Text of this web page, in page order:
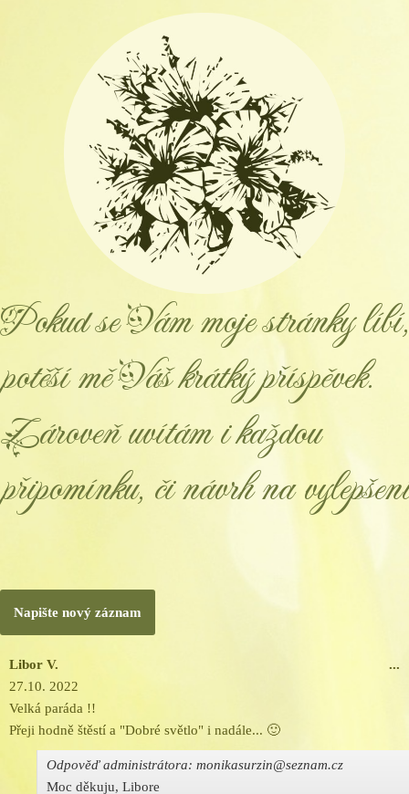
Pokud se Vám moje stránky líbí,
potěší mě Váš krátký příspěvek.
Zároveň uvítám i každou
připomínku, či návrh na vylepšení
Libor V.
27.10. 2022
Velká paráda !!
Přeji hodně štěstí a "Dobré světlo" i nadále... 🙂
Odpověď administrátora: monikasurzin@seznam.cz
Moc děkuju, Libore
...